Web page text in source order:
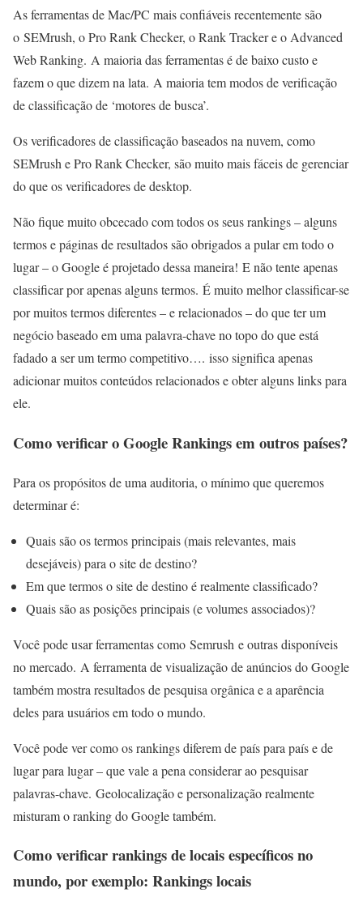
As ferramentas de Mac/PC mais confiáveis ​​recentemente são
o SEMrush, o Pro Rank Checker, o Rank Tracker e o Advanced
Web Ranking. A maioria das ferramentas é de baixo custo e
fazem o que dizem na lata. A maioria tem modos de verificação
de classificação de ‘motores de busca’.
Os verificadores de classificação baseados na nuvem, como
SEMrush e Pro Rank Checker, são muito mais fáceis de gerenciar
do que os verificadores de desktop.
Não fique muito obcecado com todos os seus rankings – alguns
termos e páginas de resultados são obrigados a pular em todo o
lugar – o Google é projetado dessa maneira! E não tente apenas
classificar por apenas alguns termos. É muito melhor classificar-se
por muitos termos diferentes – e relacionados – do que ter um
negócio baseado em uma palavra-chave no topo do que está
fadado a ser um termo competitivo…. isso significa apenas
adicionar muitos conteúdos relacionados e obter alguns links para
ele.
Como verificar o Google Rankings em outros países?
Para os propósitos de uma auditoria, o mínimo que queremos
determinar é:
Quais são os termos principais (mais relevantes, mais
desejáveis) para o site de destino?
Em que termos o site de destino é realmente classificado?
Quais são as posições principais (e volumes associados)?
Você pode usar ferramentas como Semrush e outras disponíveis
no mercado. A ferramenta de visualização de anúncios do Google
também mostra resultados de pesquisa orgânica e a aparência
deles para usuários em todo o mundo.
Você pode ver como os rankings diferem de país para país e de
lugar para lugar – que vale a pena considerar ao pesquisar
palavras-chave. Geolocalização e personalização realmente
misturam o ranking do Google também.
Como verificar rankings de locais específicos no
mundo, por exemplo: Rankings locais